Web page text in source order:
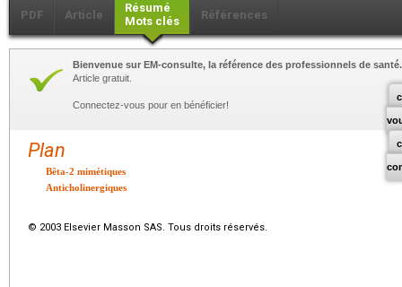
PDF Article
Résumé
Mots clés
Références
Bienvenue sur EM-consulte, la référence des professionnels de santé.
Article gratuit.
Connectez-vous pour en bénéficier!
Plan
Bêta-2 mimétiques
Anticholinergiques
© 2003 Elsevier Masson SAS. Tous droits réservés.